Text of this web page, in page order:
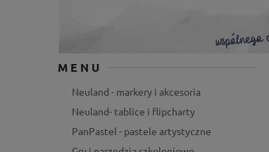
MENU
Neuland - markery i akcesoria
Neuland- tablice i flipcharty
PanPastel - pastele artystyczne